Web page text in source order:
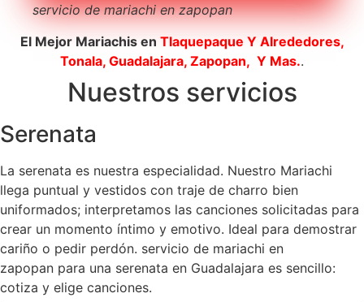
servicio de mariachi en zapopan
El Mejor Mariachis en Tlaquepaque Y Alrededores,
Tonala, Guadalajara, Zapopan, Y Mas..
Nuestros servicios
Serenata
La serenata es nuestra especialidad. Nuestro Mariachi
llega puntual y vestidos con traje de charro bien
uniformados; interpretamos las canciones solicitadas para
crear un momento íntimo y emotivo. Ideal para demostrar
cariño o pedir perdón. servicio de mariachi en
zapopan para una serenata en Guadalajara es sencillo:
cotiza y elige canciones.